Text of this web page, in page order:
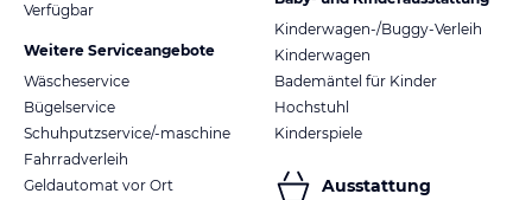
Verfügbar
Weitere Serviceangebote
Wäscheservice
Bügelservice
Schuhputzservice/-maschine
Fahrradverleih
Geldautomat vor Ort
Kinderwagen-/Buggy-Verleih
Kinderwagen
Bademäntel für Kinder
Hochstuhl
Kinderspiele
Ausstattung